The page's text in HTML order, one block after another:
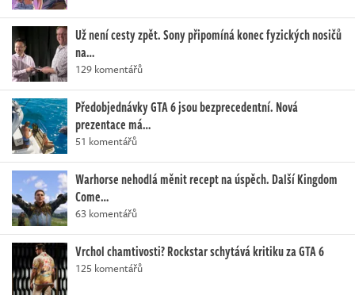
Už není cesty zpět. Sony připomíná konec fyzických nosičů
na…
129 komentářů
Předobjednávky GTA 6 jsou bezprecedentní. Nová
prezentace má…
51 komentářů
Warhorse nehodlá měnit recept na úspěch. Další Kingdom
Come…
63 komentářů
Vrchol chamtivosti? Rockstar schytává kritiku za GTA 6
125 komentářů